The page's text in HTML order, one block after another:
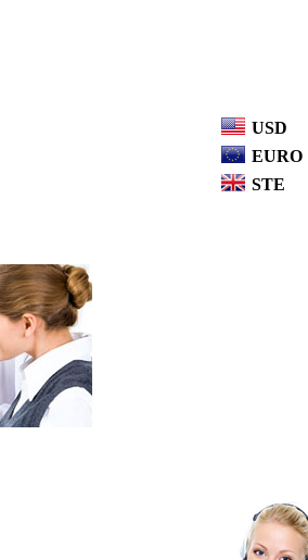
USD
EURO
STE